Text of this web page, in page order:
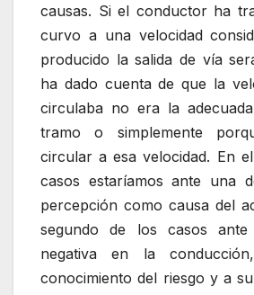
causas. Si el conductor ha
curvo a una velocidad
producido la salida de vía
ha dado cuenta de que la
circulaba no era la
tramo o simplemente
circular a esa velocidad. En
casos estaríamos ante una
percepción como causa del
segundo de los casos
negativa en la
conocimiento del riesgo y a